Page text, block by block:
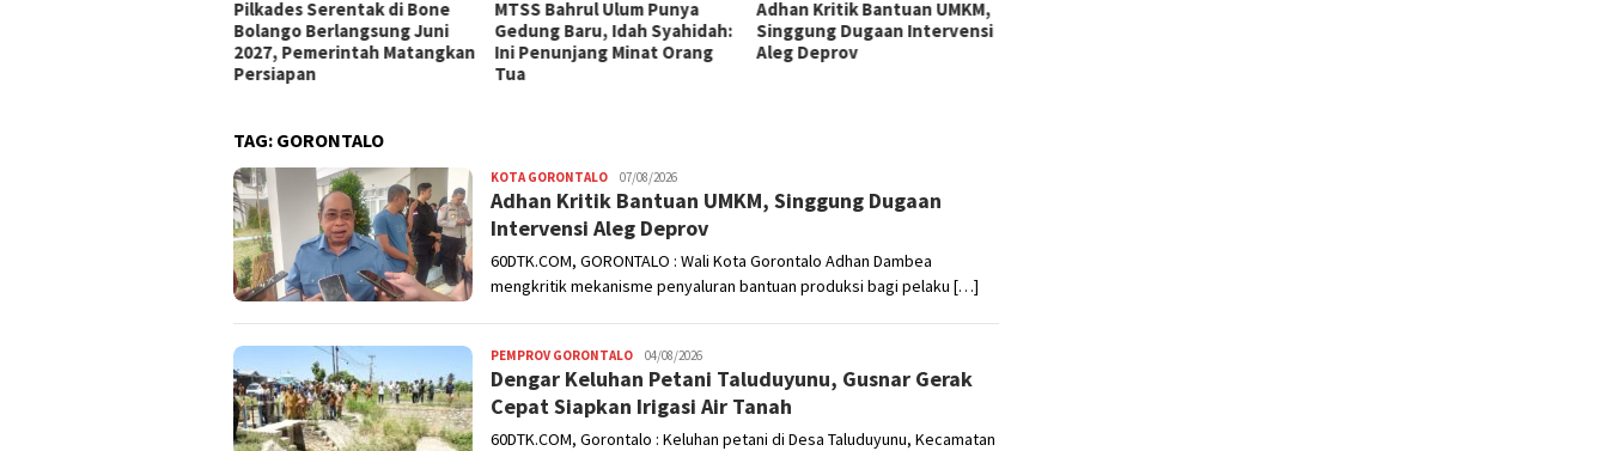
MTSS Bahrul Ulum Punya
Gedung Baru, Idah Syahidah:
Ini Penunjang Minat Orang
Tua
Adhan Kritik Bantuan UMKM,
Singgung Dugaan Intervensi
Aleg Deprov
395 UMKM Kota Gorontalo
Terima Bantuan, Idah
Syahidah: Ini Program
TAG: GORONTALO
KOTA GORONTALO Admin
07/08/2026
Adhan Kritik Bantuan UMKM, Singgung Dugaan
Intervensi Aleg Deprov
60DTK.COM, GORONTALO : Wali Kota Gorontalo Adhan Dambea
mengkritik mekanisme penyaluran bantuan produksi bagi pelaku […]
PEMPROV GORONTALO Admin
04/08/2026
Dengar Keluhan Petani Taluduyunu, Gusnar Gerak
Cepat Siapkan Irigasi Air Tanah
60DTK.COM, Gorontalo : Keluhan petani di Desa Taluduyunu, Kecamatan